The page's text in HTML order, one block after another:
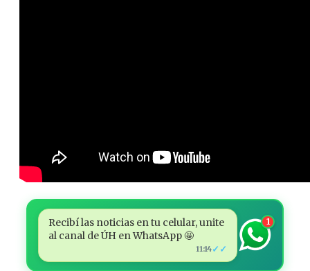
Recibí las noticias en tu celular, unite
al canal de ÚH en WhatsApp 🤩
11:14✓✓
1